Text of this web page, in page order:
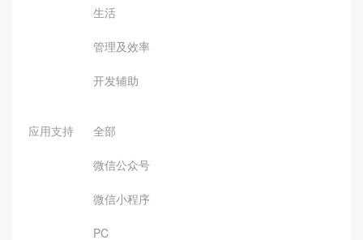
生活
管理及效率
开发辅助
应用支持 全部
微信公众号
微信小程序
PC